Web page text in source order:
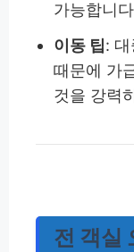
가능합니
이동 팁:
때문에 가
것을 강력
전 객실